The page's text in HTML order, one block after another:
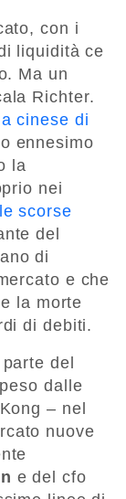
con i
liquidità ce
Ma un
Richter.
cinese di
ennesimo
la
nei
scorse
del
di
e che
la morte
di debiti.
del
dalle
– nel
nuove
e del cfo